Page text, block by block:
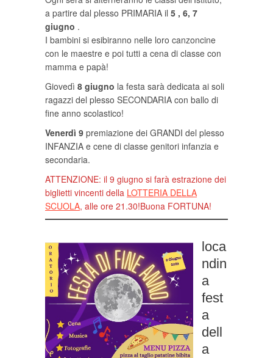
a partire dal plesso PRIMARIA il 5 , 6, 7
giugno .
I bambini si esibiranno nelle loro canzoncine
con le maestre e poi tutti a cena di classe con
mamma e papà!
Giovedì 8 giugno la festa sarà dedicata ai soli
ragazzi del plesso SECONDARIA con ballo di
fine anno scolastico!
Venerdì 9 premiazione dei GRANDI del plesso
INFANZIA e cene di classe genitori infanzia e
secondaria.
ATTENZIONE: il 9 giugno si farà estrazione dei
biglietti vincenti della LOTTERIA DELLA
SCUOLA, alle ore 21.30!Buona FORTUNA!
loca
ndin
a
fest
a
dell
a